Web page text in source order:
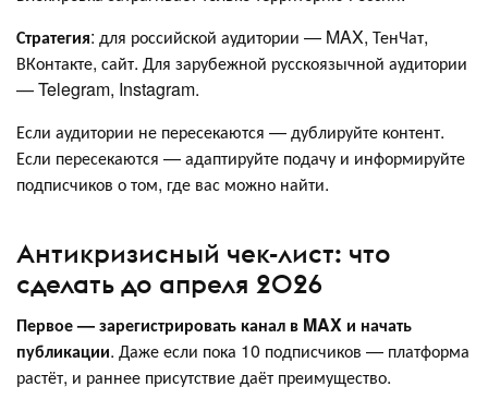
Стратегия: для российской аудитории — MAX, ТенЧат,
ВКонтакте, сайт. Для зарубежной русскоязычной аудитории
— Telegram, Instagram.
Если аудитории не пересекаются — дублируйте контент.
Если пересекаются — адаптируйте подачу и информируйте
подписчиков о том, где вас можно найти.
Антикризисный чек-лист: что
сделать до апреля 2026
Первое — зарегистрировать канал в MAX и начать
публикации. Даже если пока 10 подписчиков — платформа
растёт, и раннее присутствие даёт преимущество.